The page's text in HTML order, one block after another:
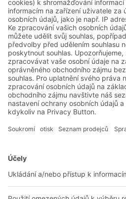
AGV BITO s překládacími
skládacími přepravkami
společnosti Siemens
Řešení BITO
Řešení pro intralogistiku
Boxy & přepravky